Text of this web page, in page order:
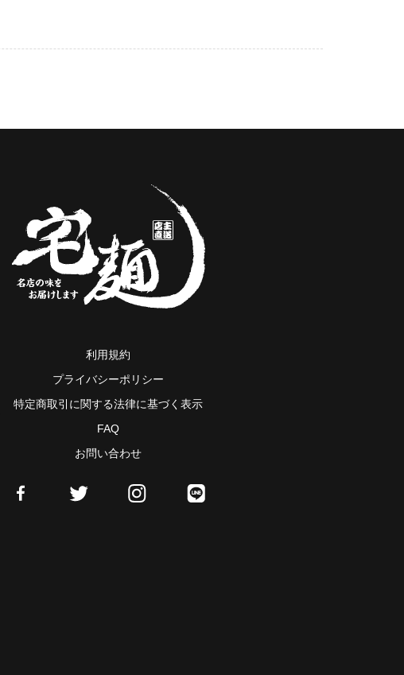
利用規約
プライバシーポリシー
特定商取引に関する法律に基づく表示
FAQ
お問い合わせ